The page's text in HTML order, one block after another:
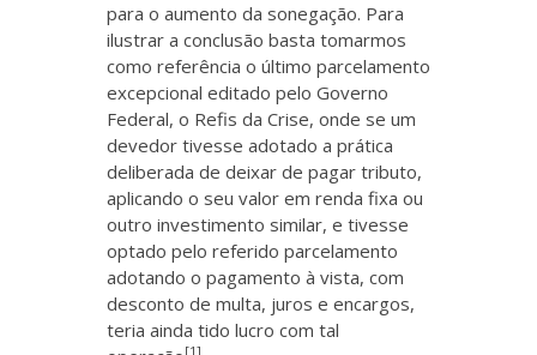
para o aumento da sonegação. Para
ilustrar a conclusão basta tomarmos
como referência o último parcelamento
excepcional editado pelo Governo
Federal, o Refis da Crise, onde se um
devedor tivesse adotado a prática
deliberada de deixar de pagar tributo,
aplicando o seu valor em renda fixa ou
outro investimento similar, e tivesse
optado pelo referido parcelamento
adotando o pagamento à vista, com
desconto de multa, juros e encargos,
teria ainda tido lucro com tal
[1]